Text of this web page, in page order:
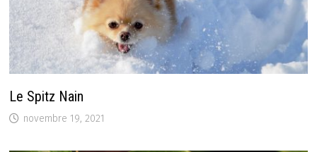
Le Spitz Nain
novembre 19, 2021